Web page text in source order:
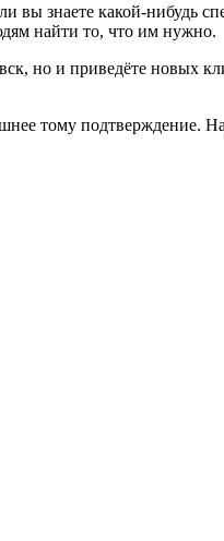
вы знаете какой-нибудь
найти то, что им нужно.
но и приведёте новых
тому подтверждение.